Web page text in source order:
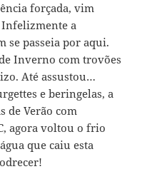
forçada, vim
a
se passeia por aqui.
Inverno com trovões
Até assustou…
e beringelas, a
de Verão com
agora voltou o frio
que caiu esta